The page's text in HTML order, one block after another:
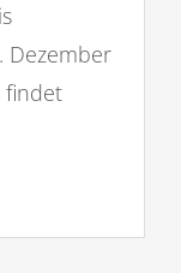
Dezember
findet